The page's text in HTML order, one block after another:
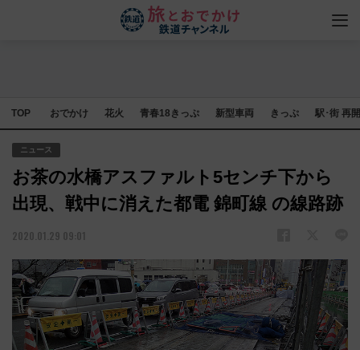
TOP おでかけ 花火 青春18きっぷ 新型車両 きっぷ 駅･街 再
ニュース
お茶の水橋アスファルト5センチ下から
出現、戦中に消えた都電 錦町線 の線路跡
2020.01.29 09:01